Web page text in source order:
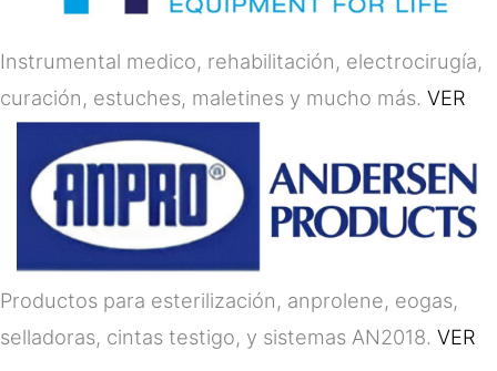
Instrumental medico, rehabilitación, electrocirugía,
curación, estuches, maletines y mucho más. VER
Productos para esterilización, anprolene, eogas,
selladoras, cintas testigo, y sistemas AN2018. VER